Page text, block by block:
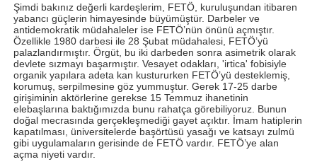
Şimdi bakınız değerli kardeşlerim, FETÖ, kuruluşundan itibaren
yabancı güçlerin himayesinde büyümüştür. Darbeler ve
antidemokratik müdahaleler ise FETÖ’nün önünü açmıştır.
Özellikle 1980 darbesi ile 28 Şubat müdahalesi, FETÖ’yü
palazlandırmıştır. Örgüt, bu iki darbeden sonra asimetrik olarak
devlete sızmayı başarmıştır. Vesayet odakları, 'irtica' fobisiyle
organik yapılara adeta kan kustururken FETÖ’yü desteklemiş,
korumuş, serpilmesine göz yummuştur. Gerek 17-25 darbe
girişiminin aktörlerine gerekse 15 Temmuz ihanetinin
elebaşlarına baktığımızda bunu rahatça görebiliyoruz. Bunun
doğal mecrasında gerçekleşmediği gayet açıktır. İmam hatiplerin
kapatılması, üniversitelerde başörtüsü yasağı ve katsayı zulmü
gibi uygulamaların gerisinde de FETÖ vardır. FETÖ’ye alan
açma niyeti vardır.